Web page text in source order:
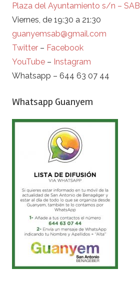
Plaza del Ayuntamiento s/n – SAB
Viernes, de 19:30 a 21:30
guanyemsab@gmail.com
Twitter – Facebook
YouTube – Instagram
Whatsapp – 644 63 07 44
Whatsapp Guanyem